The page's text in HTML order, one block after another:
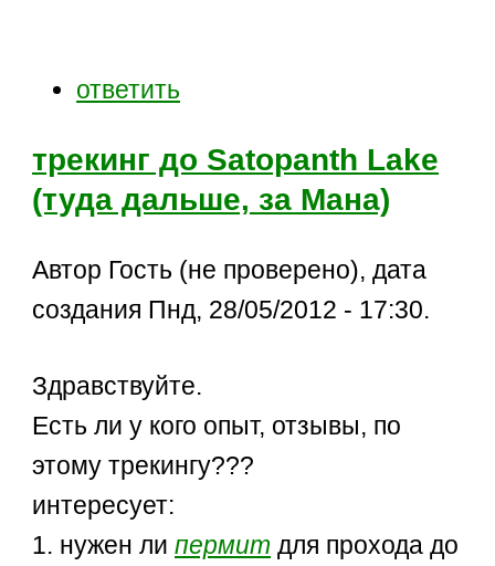
ответить
трекинг до Satopanth Lake
(туда дальше, за Мана)
Автор Гость (не проверено), дата
создания Пнд, 28/05/2012 - 17:30.
Здравствуйте.
Есть ли у кого опыт, отзывы, по
этому трекингу???
интересует:
1. нужен липермит для прохода до